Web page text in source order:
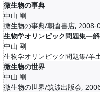
微生物の事典
中山 剛
微生物の事典/朝倉書店, 2008-
生物学オリンピック問題集—
中山 剛
生物学オリンピック問題集/羊
微生物の世界
中山 剛
微生物の世界/筑波出版会,